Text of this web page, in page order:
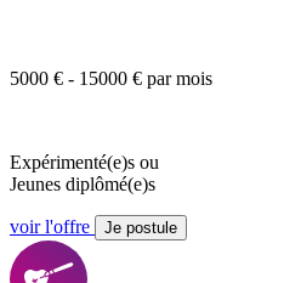
5000 € - 15000 € par mois
Expérimenté(e)s ou
Jeunes diplômé(e)s
voir l'offre Je postule